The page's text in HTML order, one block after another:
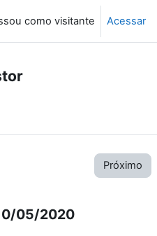
como visitante Acessar
Próximo
05/2020